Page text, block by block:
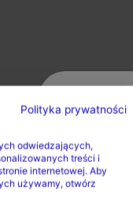
Polityka prywatności
odwiedzających,
treści i
internetowej. Aby
używamy, otwórz